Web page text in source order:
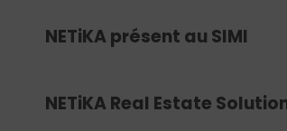
NETiKA présent au SIMI
NETiKA Real Estate